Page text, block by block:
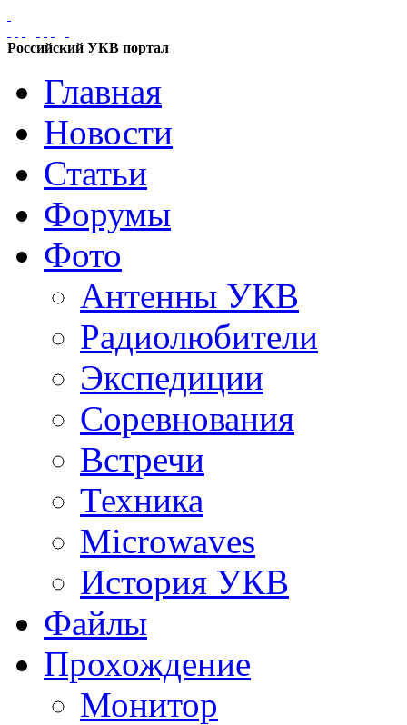
Российский УКВ портал
Главная
Новости
Статьи
Форумы
Фото
Антенны УКВ
Радиолюбители
Экспедиции
Соревнования
Встречи
Техника
Microwaves
История УКВ
Файлы
Прохождение
Монитор